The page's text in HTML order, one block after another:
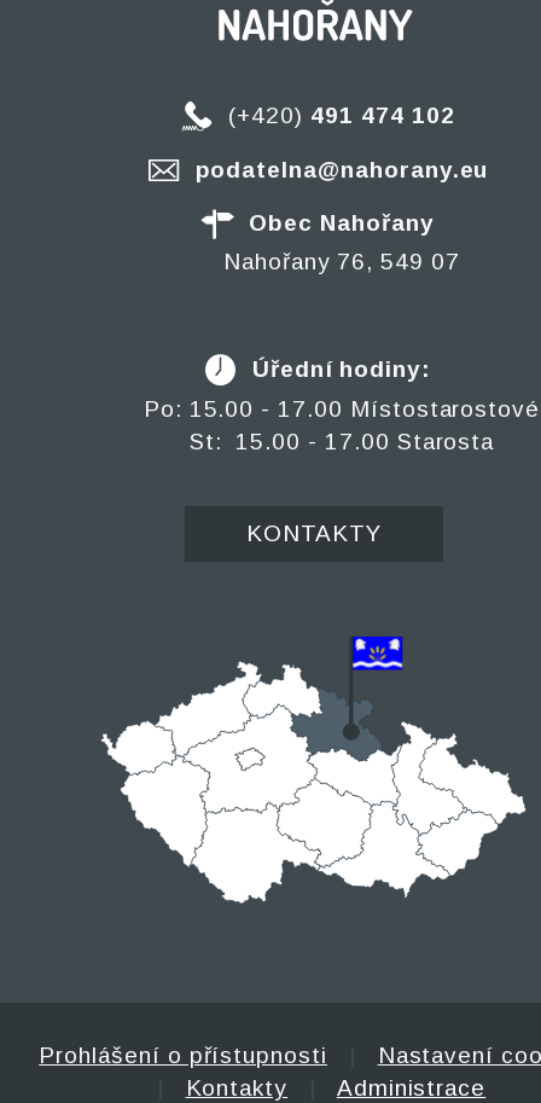
(+420) 491 474 102
podatelna@nahorany.eu
Obec Nahořany
Nahořany 76, 549 07
Úřední hodiny:
Po: 15.00 - 17.00 Místostarostové
St: 15.00 - 17.00 Starosta
KONTAKTY
Prohlášení o přístupnosti
Nastavení
Kontakty Administrace